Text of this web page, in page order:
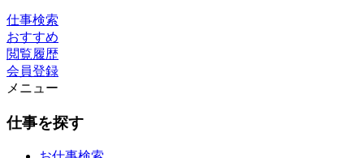
仕事検索
おすすめ
閲覧履歴
会員登録
メニュー
仕事を探す